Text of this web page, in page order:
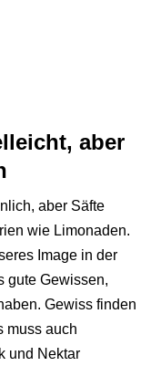
aber
aber Säfte
wie Limonaden.
Image in der
gute Gewissen,
Gewiss finden
muss auch
und Nektar